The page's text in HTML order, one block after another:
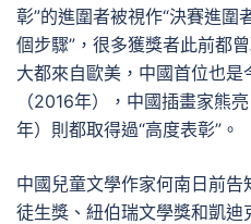
彰”的進圍者被視作“決賽進圍
個步驟”，很多獲獎者此前都
大都來自歐美，中國首位也
（2016年），中國插畫家熊
年）則都取得過“高度表彰”。
中國兒童文學作家何南日前
徒生獎、紐伯瑞文學獎和凱